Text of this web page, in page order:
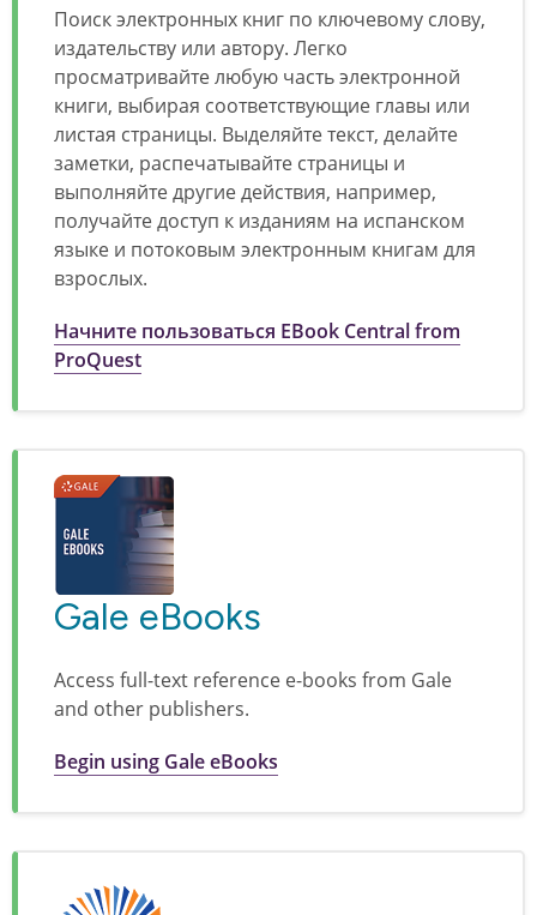
Поиск электронных книг по ключевому слову,
издательству или автору. Легко
просматривайте любую часть электронной
книги, выбирая соответствующие главы или
листая страницы. Выделяйте текст, делайте
заметки, распечатывайте страницы и
выполняйте другие действия, например,
получайте доступ к изданиям на испанском
языке и потоковым электронным книгам для
взрослых.
Начните пользоваться EBook Central from
ProQuest
Gale eBooks
Access full-text reference e-books from Gale
and other publishers.
Begin using Gale eBooks